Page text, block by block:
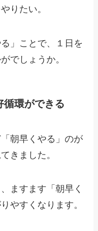
りたい。
」ことで、１日を
でしょうか。
循環ができる
朝早くやる」のが
きました。
ますます「朝早く
やすくなります。